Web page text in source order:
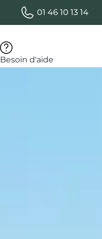
01 46 10 13 14
Besoin d'aide